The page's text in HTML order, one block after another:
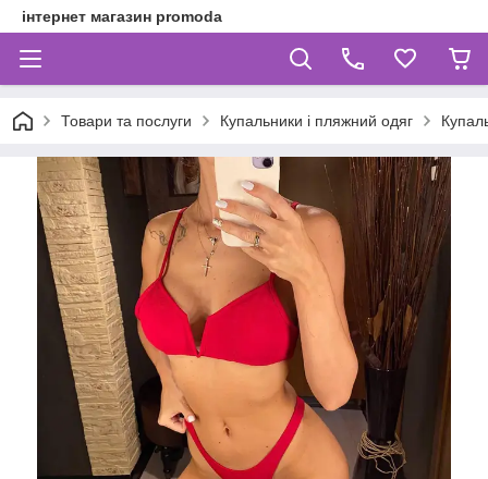
інтернет магазин promoda
Товари та послуги Купальники і пляжний одяг